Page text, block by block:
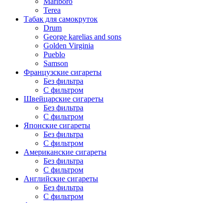
Terea
Табак для самокруток
Drum
George karelias and sons
Golden Virginia
Pueblo
Samson
Французские сигареты
Без фильтра
С фильтром
Швейцарские сигареты
Без фильтра
С фильтром
Японские сигареты
Без фильтра
С фильтром
Американские сигареты
Без фильтра
С фильтром
Английские сигареты
Без фильтра
С фильтром